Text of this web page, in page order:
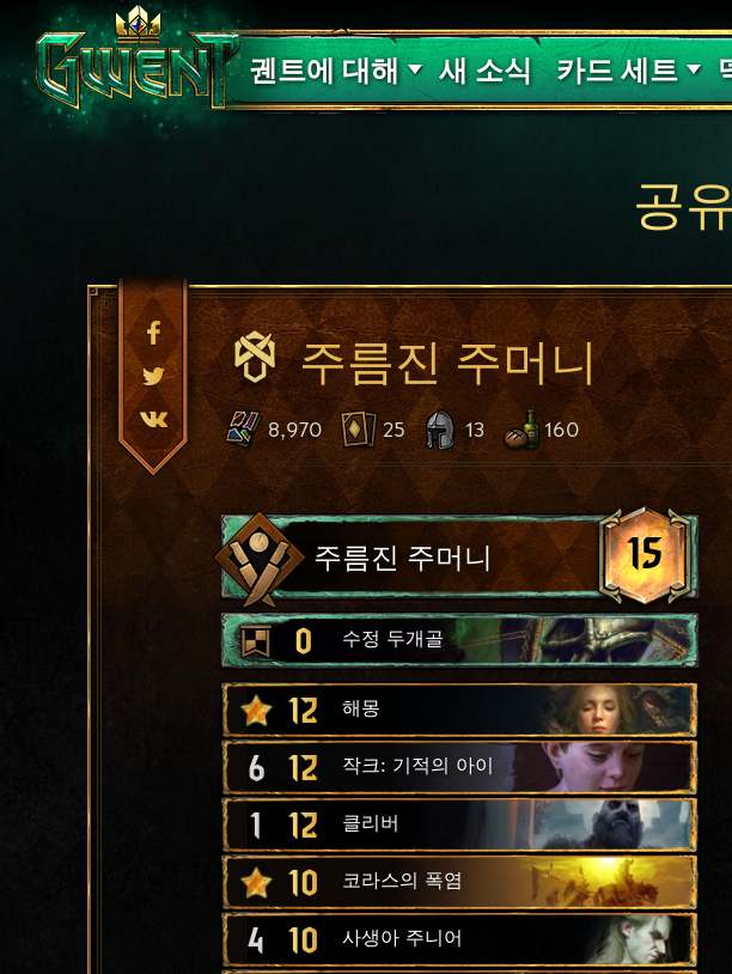
궨트에 대해
고객 지원
새 소식 카드 세트
핏빛 저주
공
주름진 주머니
8,970 25 13 160
주름진 주머니 15
0 수정 두개골
12 해몽
6 12 작크: 기적의 아이
1 12 클리버
10 코라스의 폭염
4 10 사생아 주니어